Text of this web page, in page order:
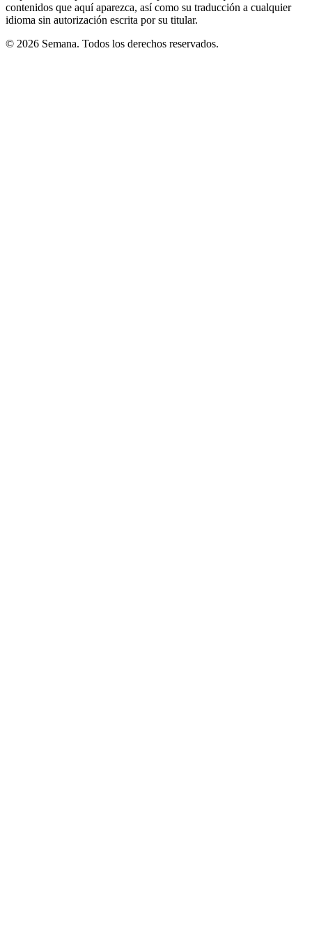
contenidos que aquí aparezca, así como su traducción a cualquier
idioma sin autorización escrita por su titular.
© 2026 Semana. Todos los derechos reservados.